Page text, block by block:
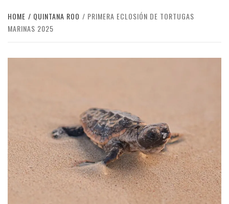
HOME QUINTANA ROO
PRIMERA ECLOSIÓN DE TORTUGAS
MARINAS 2025